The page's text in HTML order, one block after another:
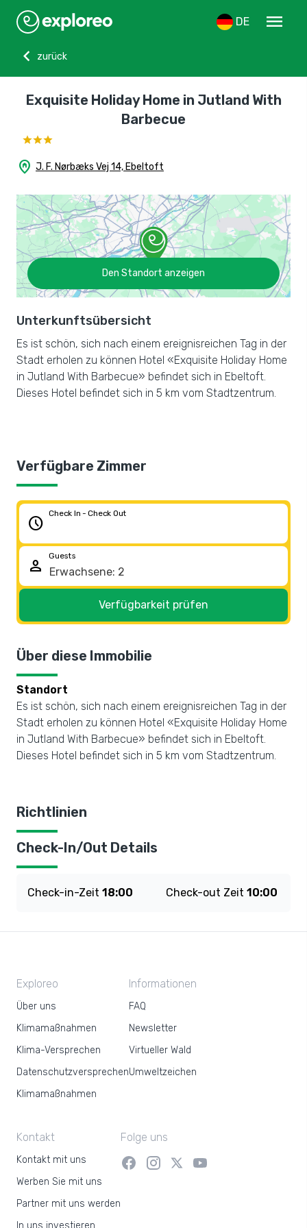
DE
menu
chevron_left
zurück
Exquisite Holiday Home in Jutland With
Barbecue
home_pin J. F. Nørbæks Vej 14, Ebeltoft
Den Standort anzeigen
Unterkunftsübersicht
Es ist schön, sich nach einem ereignisreichen Tag in der
Stadt erholen zu können Hotel «Exquisite Holiday Home
in Jutland With Barbecue» befindet sich in Ebeltoft.
Dieses Hotel befindet sich in 5 km vom Stadtzentrum.
Verfügbare Zimmer
schedule
Check In - Check Out
person
Guests
Verfügbarkeit prüfen
Über diese Immobilie
Standort
Es ist schön, sich nach einem ereignisreichen Tag in der
Stadt erholen zu können Hotel «Exquisite Holiday Home
in Jutland With Barbecue» befindet sich in Ebeltoft.
Dieses Hotel befindet sich in 5 km vom Stadtzentrum.
Richtlinien
Check-In/Out Details
Check-in-Zeit 18:00 Check-out Zeit 10:00
Exploreo
Über uns
Klimamaßnahmen
Klima-Versprechen
Datenschutzversprechen
Klimamaßnahmen
Informationen
FAQ
Newsletter
Virtueller Wald
Umweltzeichen
Kontakt
Kontakt mit uns
Werben Sie mit uns
Partner mit uns werden
In uns investieren
Folge uns